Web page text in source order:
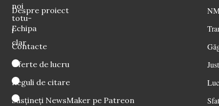
noi
totu-
i
clar
Despre proiect
Echipa
Contacte
Oferte de lucru
Reguli de citare
Susțineți NewsMaker pe Patreon